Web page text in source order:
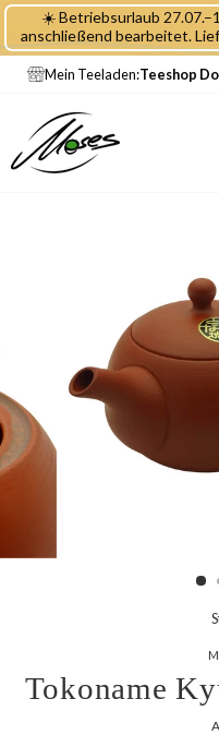
Direkt
zum
Inhalt
☀️ Betriebsurlaub
anschließend bearbeitet.
Mein Teeladen:Teeshop
Tokoname